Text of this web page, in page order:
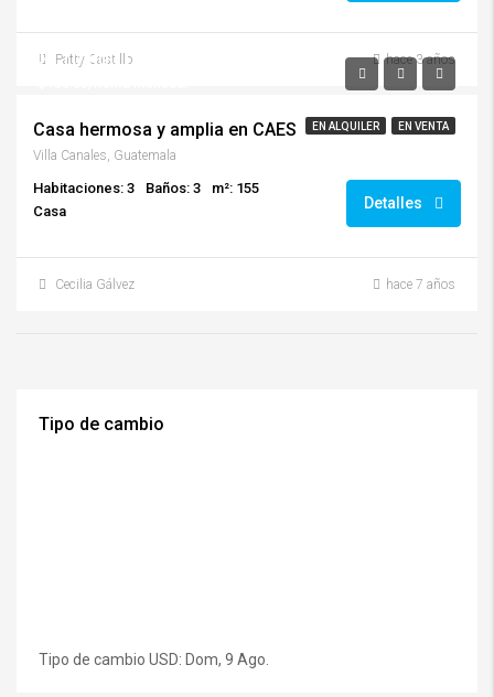
Patty Castillo hace 3 años
EN ALQUILER EN VENTA
$110,000.00
Casa hermosa y amplia en CAES
Villa Canales, Guatemala
Habitaciones: 3 Baños: 3
m²: 155
Casa
Detalles
Cecilia Gálvez hace 7 años
Tipo de cambio
Tipo de cambio USD: Dom, 9 Ago.